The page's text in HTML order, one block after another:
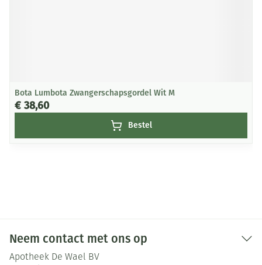
Bota Lumbota Zwangerschapsgordel Wit M
€ 38,60
Bestel
Neem contact met ons op
Apotheek De Wael BV